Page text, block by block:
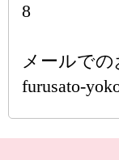
8
メールでの
furusato-